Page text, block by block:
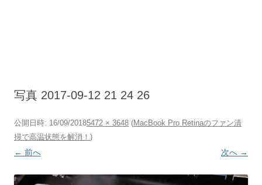
写真 2017-09-12 21 24 26
公開日時: 16/09/20185472 × 3648 (MacBook Pro Retinaのファン清
掃で高温状態を解消！ )
← 前へ 次へ →